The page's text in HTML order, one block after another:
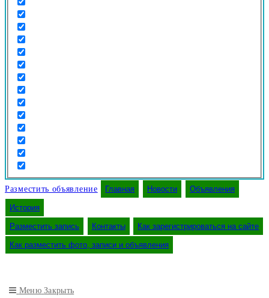
Разместить объявление Главная Новости Объявления
История
Разместить запись Контакты Как зарегистрироваться на сайте
Как разместить фото, записи и объявления
Меню Закрыть